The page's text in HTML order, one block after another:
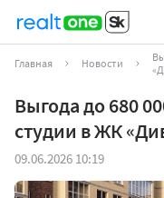
Главная Новости
Выгода до 680
студии в ЖК
09.06.2026 10:19